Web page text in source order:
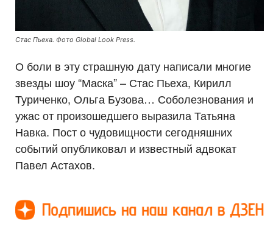
Стас Пьеха. Фото Global Look Press.
О боли в эту страшную дату написали многие
звезды шоу “Маска” – Стас Пьеха, Кирилл
Туриченко, Ольга Бузова… Соболезнования и
ужас от произошедшего выразила Татьяна
Навка. Пост о чудовищности сегодняшних
событий опубликовал и известный адвокат
Павел Астахов.